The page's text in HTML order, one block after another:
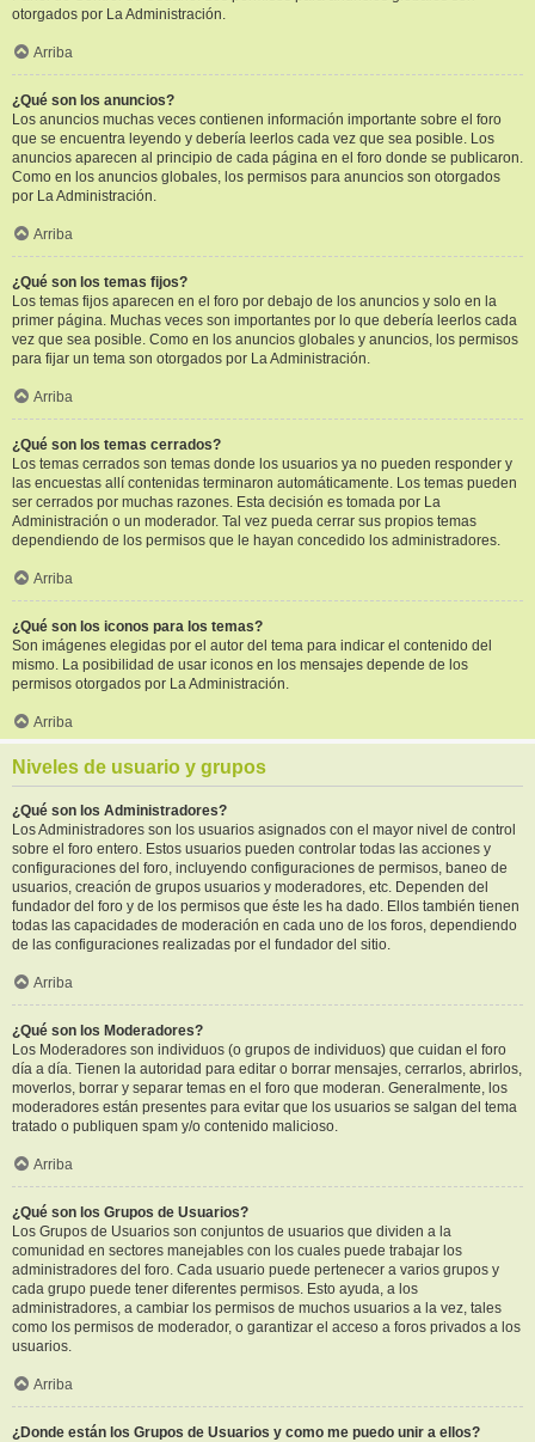
otorgados por La Administración.
Arriba
¿Qué son los anuncios?
Los anuncios muchas veces contienen información importante sobre el foro
que se encuentra leyendo y debería leerlos cada vez que sea posible. Los
anuncios aparecen al principio de cada página en el foro donde se publicaron.
Como en los anuncios globales, los permisos para anuncios son otorgados
por La Administración.
Arriba
¿Qué son los temas fijos?
Los temas fijos aparecen en el foro por debajo de los anuncios y solo en la
primer página. Muchas veces son importantes por lo que debería leerlos cada
vez que sea posible. Como en los anuncios globales y anuncios, los permisos
para fijar un tema son otorgados por La Administración.
Arriba
¿Qué son los temas cerrados?
Los temas cerrados son temas donde los usuarios ya no pueden responder y
las encuestas allí contenidas terminaron automáticamente. Los temas pueden
ser cerrados por muchas razones. Esta decisión es tomada por La
Administración o un moderador. Tal vez pueda cerrar sus propios temas
dependiendo de los permisos que le hayan concedido los administradores.
Arriba
¿Qué son los iconos para los temas?
Son imágenes elegidas por el autor del tema para indicar el contenido del
mismo. La posibilidad de usar iconos en los mensajes depende de los
permisos otorgados por La Administración.
Arriba
Niveles de usuario y grupos
¿Qué son los Administradores?
Los Administradores son los usuarios asignados con el mayor nivel de control
sobre el foro entero. Estos usuarios pueden controlar todas las acciones y
configuraciones del foro, incluyendo configuraciones de permisos, baneo de
usuarios, creación de grupos usuarios y moderadores, etc. Dependen del
fundador del foro y de los permisos que éste les ha dado. Ellos también tienen
todas las capacidades de moderación en cada uno de los foros, dependiendo
de las configuraciones realizadas por el fundador del sitio.
Arriba
¿Qué son los Moderadores?
Los Moderadores son individuos (o grupos de individuos) que cuidan el foro
día a día. Tienen la autoridad para editar o borrar mensajes, cerrarlos, abrirlos,
moverlos, borrar y separar temas en el foro que moderan. Generalmente, los
moderadores están presentes para evitar que los usuarios se salgan del tema
tratado o publiquen spam y/o contenido malicioso.
Arriba
¿Qué son los Grupos de Usuarios?
Los Grupos de Usuarios son conjuntos de usuarios que dividen a la
comunidad en sectores manejables con los cuales puede trabajar los
administradores del foro. Cada usuario puede pertenecer a varios grupos y
cada grupo puede tener diferentes permisos. Esto ayuda, a los
administradores, a cambiar los permisos de muchos usuarios a la vez, tales
como los permisos de moderador, o garantizar el acceso a foros privados a los
usuarios.
Arriba
¿Donde están los Grupos de Usuarios y como me puedo unir a ellos?